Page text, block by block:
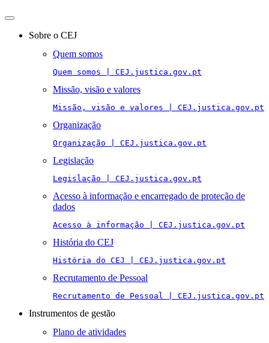
Toggle
navigationSobre o CEJ
Quem somos
Quem somos | CEJ.justica.gov.pt
Missão, visão e valores
Missão, visão e valores | CEJ.justica.gov.pt
Organização
Organização | CEJ.justica.gov.pt
Legislação
Legislação | CEJ.justica.gov.pt
Acesso à informação e encarregado de proteção de
dados
Acesso à informação | CEJ.justica.gov.pt
História do CEJ
História do CEJ | CEJ.justica.gov.pt
Recrutamento de Pessoal
Recrutamento de Pessoal | CEJ.justica.gov.pt
Instrumentos de gestão
Plano de atividades